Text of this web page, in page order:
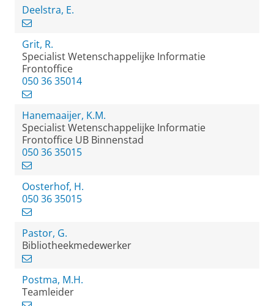
Deelstra, E.
Grit, R.
Specialist Wetenschappelijke Informatie
Frontoffice
050 36 35014
Hanemaaijer, K.M.
Specialist Wetenschappelijke Informatie
Frontoffice UB Binnenstad
050 36 35015
Oosterhof, H.
050 36 35015
Pastor, G.
Bibliotheekmedewerker
Postma, M.H.
Teamleider